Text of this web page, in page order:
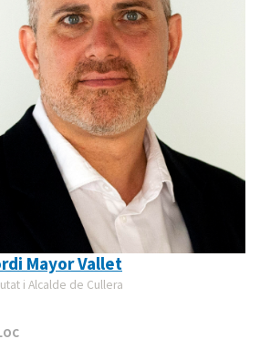
Mayor Vallet
i Alcalde de Cullera